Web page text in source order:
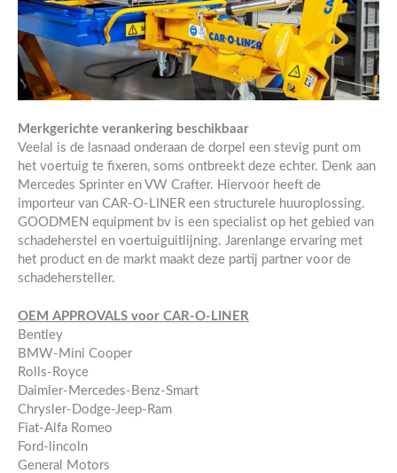
Merkgerichte verankering beschikbaar
Veelal is de lasnaad onderaan de dorpel een stevig punt om
het voertuig te fixeren, soms ontbreekt deze echter. Denk aan
Mercedes Sprinter en VW Crafter. Hiervoor heeft de
importeur van CAR-O-LINER een structurele huuroplossing.
GOODMEN equipment bv is een specialist op het gebied van
schadeherstel en voertuiguitlijning. Jarenlange ervaring met
het product en de markt maakt deze partij partner voor de
schadehersteller.
OEM APPROVALS voor CAR-O-LINER
Bentley
BMW-Mini Cooper
Rolls-Royce
Daimler-Mercedes-Benz-Smart
Chrysler-Dodge-Jeep-Ram
Fiat-Alfa Romeo
Ford-lincoln
General Motors